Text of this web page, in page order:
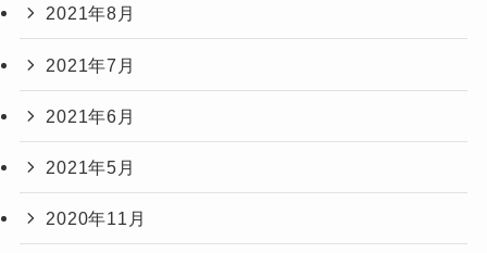
2021年8月
2021年7月
2021年6月
2021年5月
2020年11月